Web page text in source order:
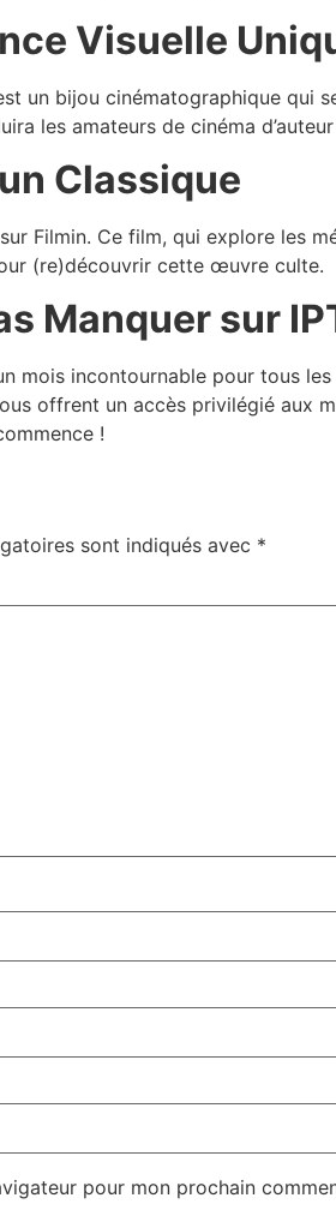
Visuelle
un bijou cinématographique qui
les amateurs de cinéma
Classique
Filmin. Ce film, qui explore les
(re)découvrir cette œuvre culte.
Manquer sur
mois incontournable pour tous
offrent un accès privilégié aux
!
sont indiqués avec *
pour mon prochain